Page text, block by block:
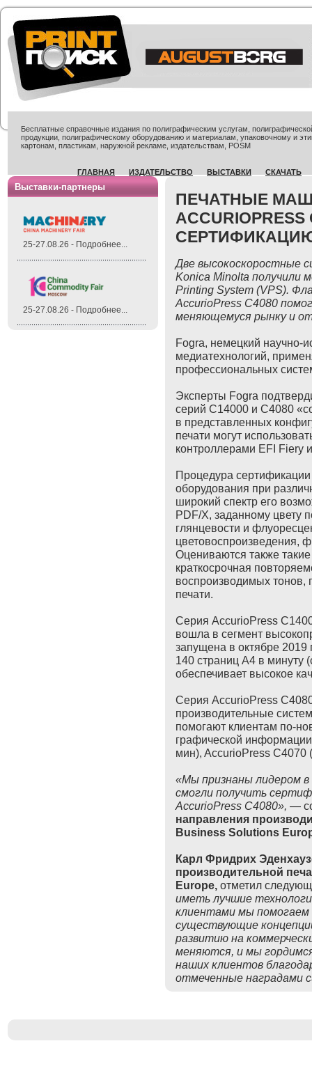
Бесплатные справочные издания по полиграфическим услугам,
продукции, полиграфическому оборудованию и материалам, упаковочному и
картонам, пластикам, наружной рекламе, издательствам, POSM
ГЛАВНАЯ ИЗДАТЕЛЬСТВО ВЫСТАВКИ СКАЧАТЬ
Выставки-партнеры
25-27.08.26 - Подробнее...
25-27.08.26 - Подробнее...
ПЕЧАТНЫЕ
СЕРТИФИКАЦИЮ
Две высокоскоростные
Konica Minolta получили
Printing System (VPS).
AccurioPress C4080
меняющемуся рынку и
Fogra, немецкий научно-
медиатехнологий,
профессиональных
Эксперты Fogra
серий C14000 и C4080
в представленных
печати могут
контроллерами EFI Fiery
Процедура
оборудования при
широкий спектр его
PDF/X, заданному цвету
глянцевости и
цветовоспроизведения,
Оцениваются также
краткосрочная
воспроизводимых тонов,
печати.
Серия AccurioPress
вошла в сегмент
запущена в октябре 2019
140 страниц A4 в минуту
обеспечивает высокое
Серия AccurioPress
производительные
помогают клиентам по-
графической
мин), AccurioPress C4070
«Мы признаны лидером
смогли получить
AccurioPress C4080», —
направления
Business Solutions
Карл Фридрих
производительной
Europe, отметил
иметь лучшие
клиентами мы
существующие
развитию на
меняются, и мы
наших клиентов
отмеченные наградами